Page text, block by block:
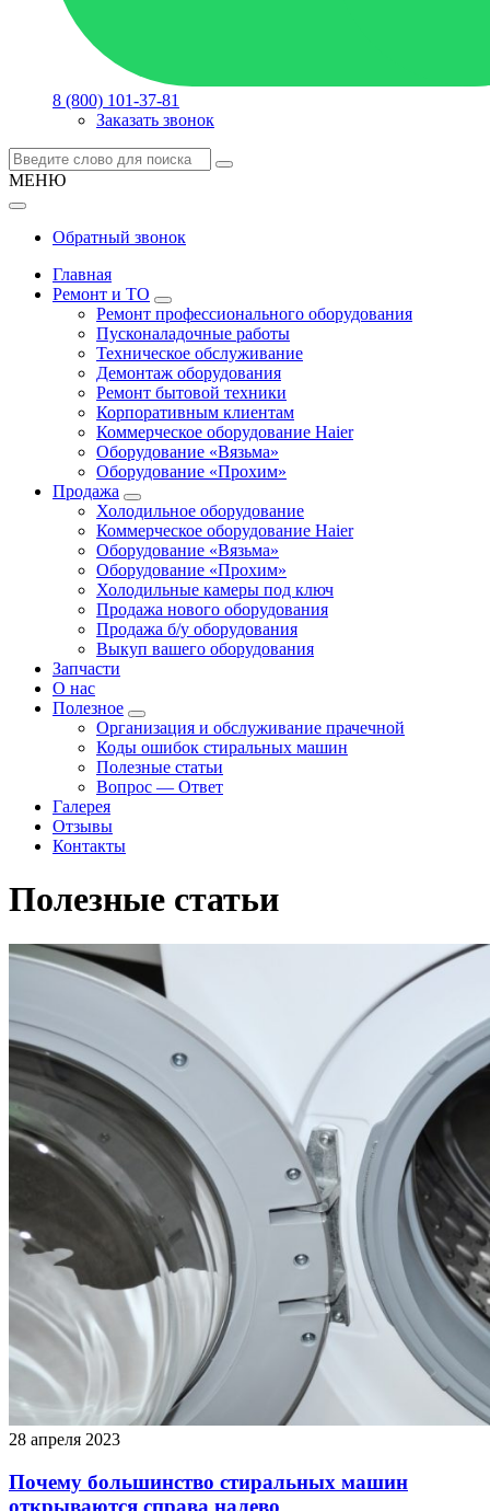
8 (800) 101-37-81
Заказать звонок
МЕНЮ
Обратный звонок
Главная
Ремонт и ТО
Ремонт профессионального оборудования
Пусконаладочные работы
Техническое обслуживание
Демонтаж оборудования
Ремонт бытовой техники
Корпоративным клиентам
Коммерческое оборудование Haier
Оборудование «Вязьма»
Оборудование «Прохим»
Продажа
Холодильное оборудование
Коммерческое оборудование Haier
Оборудование «Вязьма»
Оборудование «Прохим»
Холодильные камеры под ключ
Продажа нового оборудования
Продажа б/у оборудования
Выкуп вашего оборудования
Запчасти
О нас
Полезное
Организация и обслуживание прачечной
Коды ошибок стиральных машин
Полезные статьи
Вопрос — Ответ
Галерея
Отзывы
Контакты
Полезные статьи
28 апреля 2023
Почему большинство стиральных машин
открываются справа налево